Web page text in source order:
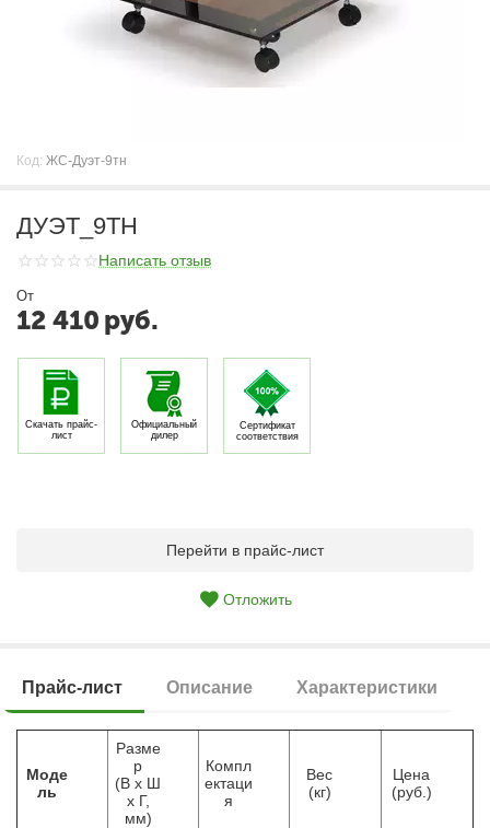
Код: ЖС-Дуэт-9тн
ДУЭТ_9ТН
Написать отзыв
От
12 410 руб.
Скачать прайс-
лист
Официальный
дилер
Сертификат
соответствия
Перейти в прайс-лист
Отложить
Прайс-лист Описание Характеристики
Моде
ль
Разме
р
(В х Ш
х Г,
мм)
Компл
ектаци
я
Вес
(кг)
Цена
(руб.)